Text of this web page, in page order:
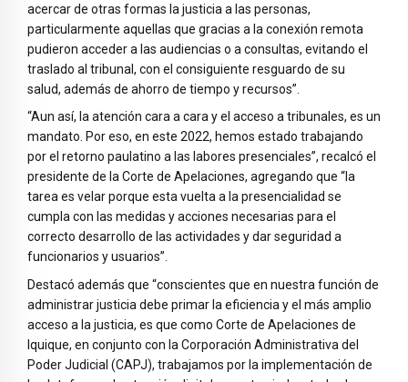
acercar de otras formas la justicia a las personas,
particularmente aquellas que gracias a la conexión remota
pudieron acceder a las audiencias o a consultas, evitando el
traslado al tribunal, con el consiguiente resguardo de su
salud, además de ahorro de tiempo y recursos”.
“Aun así, la atención cara a cara y el acceso a tribunales, es un
mandato. Por eso, en este 2022, hemos estado trabajando
por el retorno paulatino a las labores presenciales”, recalcó el
presidente de la Corte de Apelaciones, agregando que “la
tarea es velar porque esta vuelta a la presencialidad se
cumpla con las medidas y acciones necesarias para el
correcto desarrollo de las actividades y dar seguridad a
funcionarios y usuarios”.
Destacó además que “conscientes que en nuestra función de
administrar justicia debe primar la eficiencia y el más amplio
acceso a la justicia, es que como Corte de Apelaciones de
Iquique, en conjunto con la Corporación Administrativa del
Poder Judicial (CAPJ), trabajamos por la implementación de